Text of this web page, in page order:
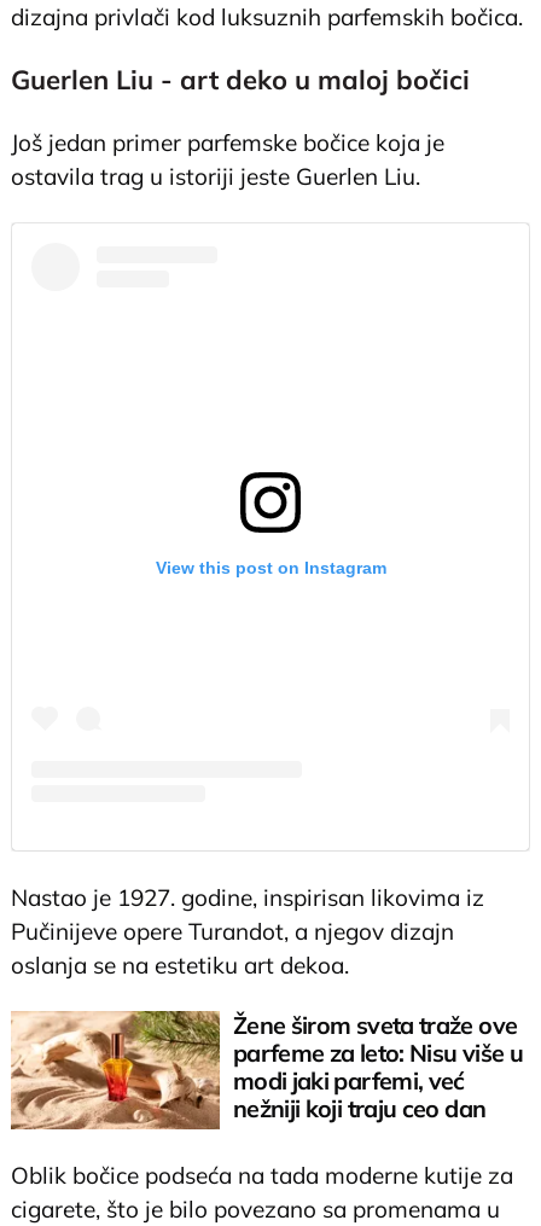
dizajna privlači kod luksuznih parfemskih bočica.
Guerlen Liu - art deko u maloj bočici
Još jedan primer parfemske bočice koja je
ostavila trag u istoriji jeste Guerlen Liu.
View this post on Instagram
Nastao je 1927. godine, inspirisan likovima iz
Pučinijeve opere Turandot, a njegov dizajn
oslanja se na estetiku art dekoa.
Žene širom sveta traže ove
parfeme za leto: Nisu više u
modi jaki parfemi, već
nežniji koji traju ceo dan
Oblik bočice podseća na tada moderne kutije za
cigarete, što je bilo povezano sa promenama u